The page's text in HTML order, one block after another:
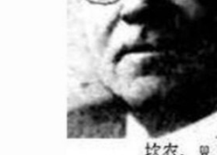
沙克特-辛格理论
生理解释不唯一
实验设计
实验结论